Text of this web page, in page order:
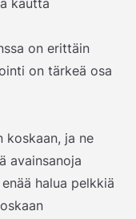
kautta
on erittäin
on tärkeä osa
koskaan, ja ne
avainsanoja
halua pelkkiä